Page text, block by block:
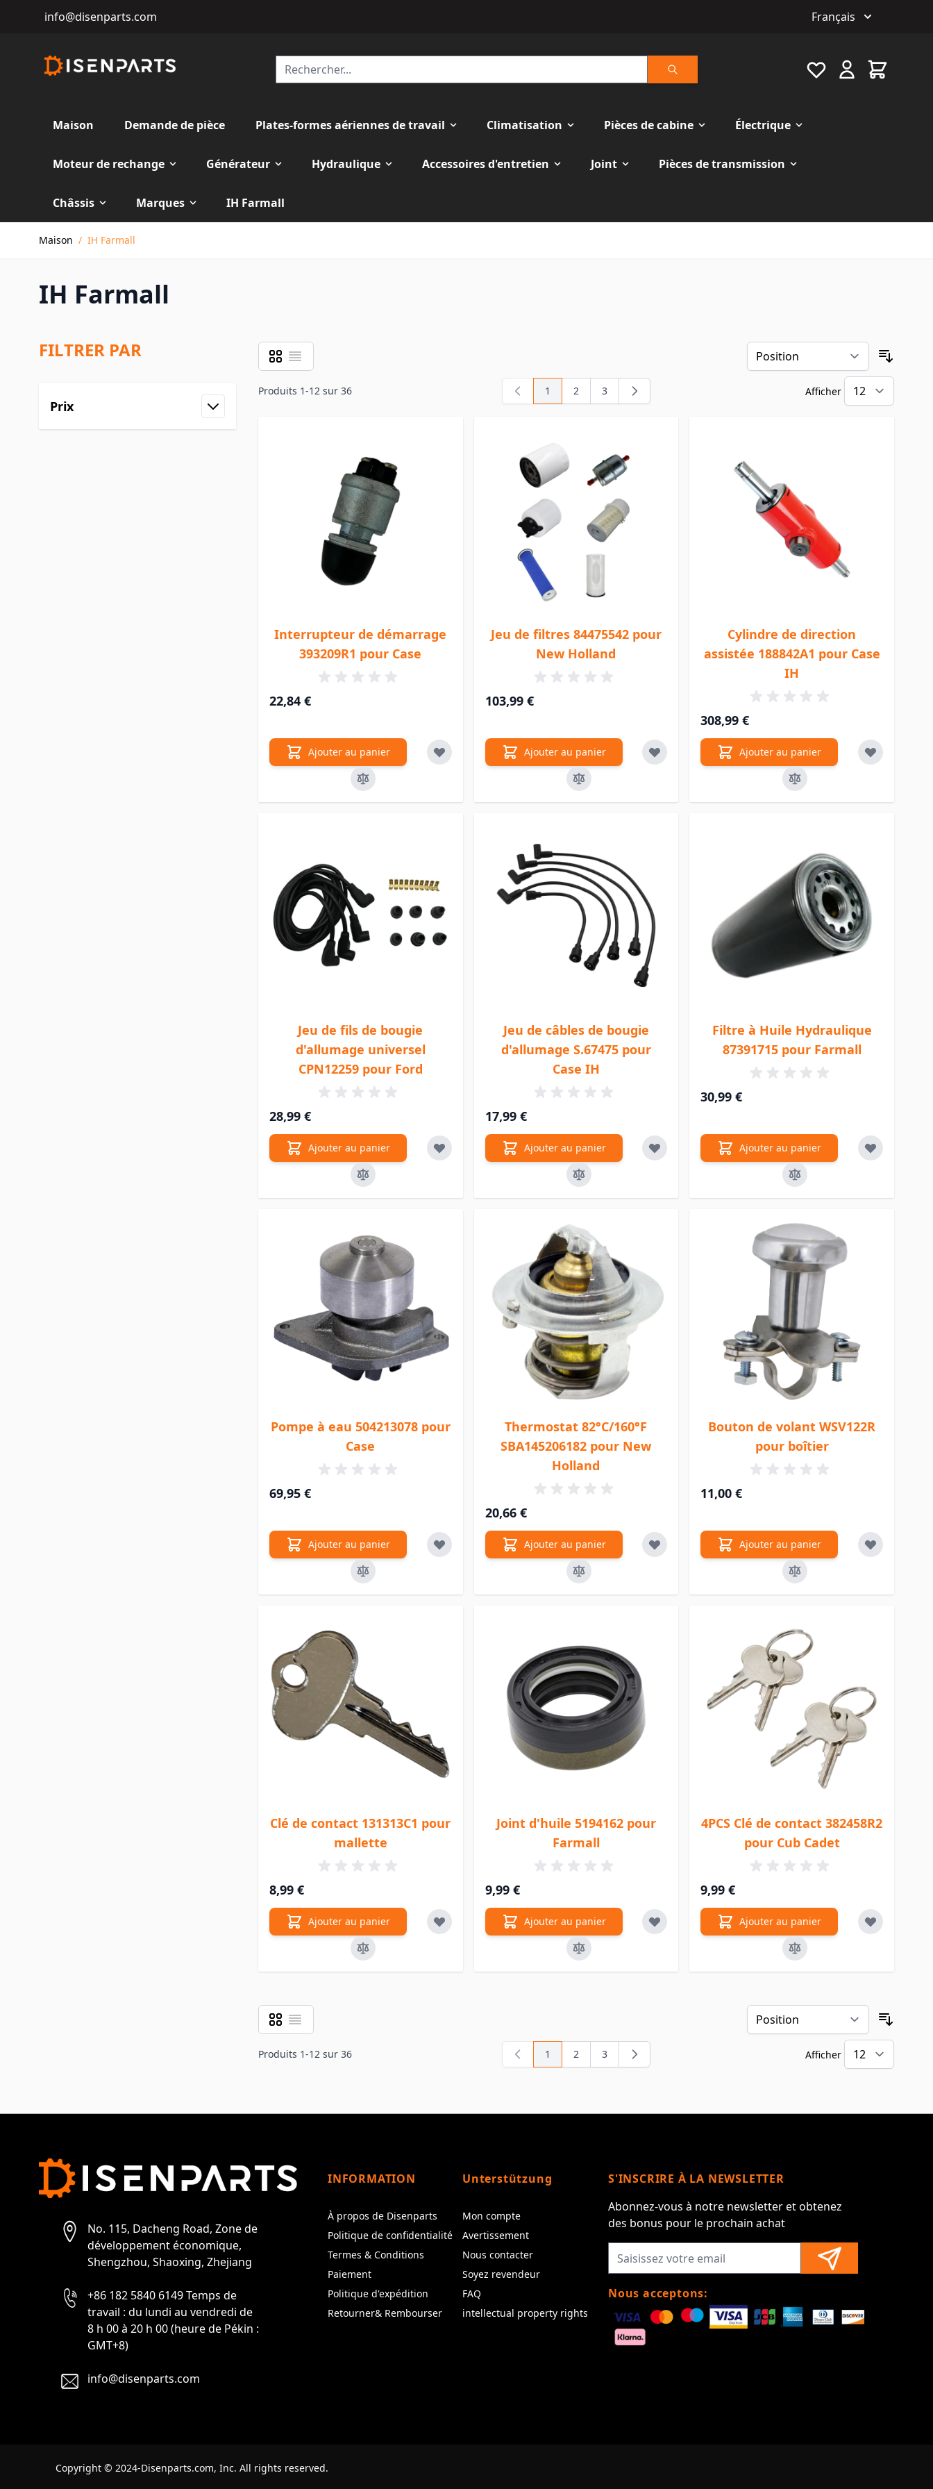
info@disenparts.com Français
Rechercher
Favourite Cart
Maison Demande de pièce Plates-formes aériennes de travail Climatisation Pièces de cabine Électrique
Moteur de rechange Générateur Hydraulique Accessoires d'entretien Joint Pièces de transmission
Châssis Marques
IH Farmall
Maison / IH Farmall
IH Farmall
FILTRER PAR
Prix
Afficher en
GrilleListe
Produits 1-12 sur 36 Vous lisez actuellement la page
1 Page
2 Page
3 Afficher
Interrupteur de démarrage
393209R1 pour Case
22,84 €
Ajouter au panier
Jeu de filtres 84475542 pour
New Holland
103,99 €
Ajouter au panier
Cylindre de direction
assistée 188842A1 pour Case
IH
308,99 €
Ajouter au panier
Jeu de fils de bougie
d'allumage universel
CPN12259 pour Ford
28,99 €
Ajouter au panier
Jeu de câbles de bougie
d'allumage S.67475 pour
Case IH
17,99 €
Ajouter au panier
Filtre à Huile Hydraulique
87391715 pour Farmall
30,99 €
Ajouter au panier
Pompe à eau 504213078 pour
Case
69,95 €
Ajouter au panier
Thermostat 82°C/160°F
SBA145206182 pour New
Holland
20,66 €
Ajouter au panier
Bouton de volant WSV122R
pour boîtier
11,00 €
Ajouter au panier
Clé de contact 131313C1 pour
mallette
8,99 €
Ajouter au panier
Joint d'huile 5194162 pour
Farmall
9,99 €
Ajouter au panier
4PCS Clé de contact 382458R2
pour Cub Cadet
9,99 €
Ajouter au panier
Afficher en
GrilleListe
Produits 1-12 sur 36 Vous lisez actuellement la page
1 Page
2 Page
3 Afficher
No. 115, Dacheng Road, Zone de
développement économique,
Shengzhou, Shaoxing, Zhejiang
+86 182 5840 6149 Temps de
travail : du lundi au vendredi de
8 h 00 à 20 h 00 (heure de Pékin :
GMT+8)
info@disenparts.com
INFORMATION
À propos de Disenparts
Politique de confidentialité
Termes & Conditions
Paiement
Politique d'expédition
Retourner& Rembourser
Unterstützung
Mon compte
Avertissement
Nous contacter
Soyez revendeur
FAQ
intellectual property rights
S'INSCRIRE À LA NEWSLETTER
Abonnez-vous à notre newsletter et obtenez
des bonus pour le prochain achat
Nous acceptons:
Copyright © 2024-Disenparts.com, Inc. All rights reserved.